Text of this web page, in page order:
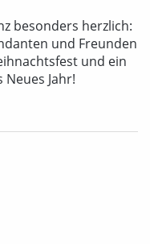
besonders herzlich:
und Freunden
und ein
Jahr!